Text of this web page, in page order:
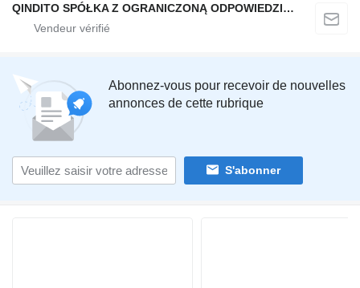
QINDITO SPÓŁKA Z OGRANICZONĄ ODPOWIEDZIALNOŚCIĄ
Abonnez-vous pour recevoir de nouvelles
annonces de cette rubrique
S'abonner